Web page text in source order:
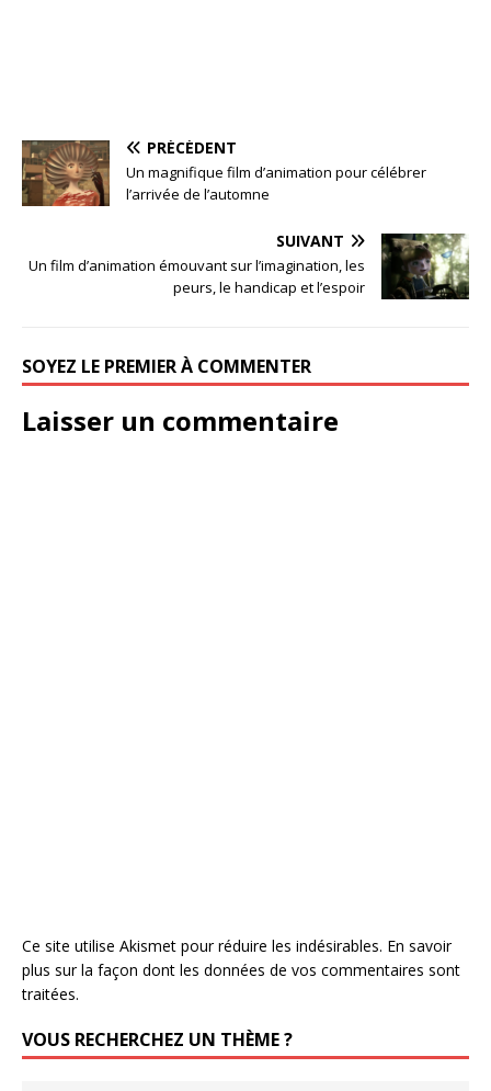
PRÉCÉDENT
Un magnifique film d’animation pour célébrer
l’arrivée de l’automne
SUIVANT
Un film d’animation émouvant sur l’imagination, les
peurs, le handicap et l’espoir
SOYEZ LE PREMIER À COMMENTER
Laisser un commentaire
Ce site utilise Akismet pour réduire les indésirables. En savoir
plus sur la façon dont les données de vos commentaires sont
traitées.
VOUS RECHERCHEZ UN THÈME ?